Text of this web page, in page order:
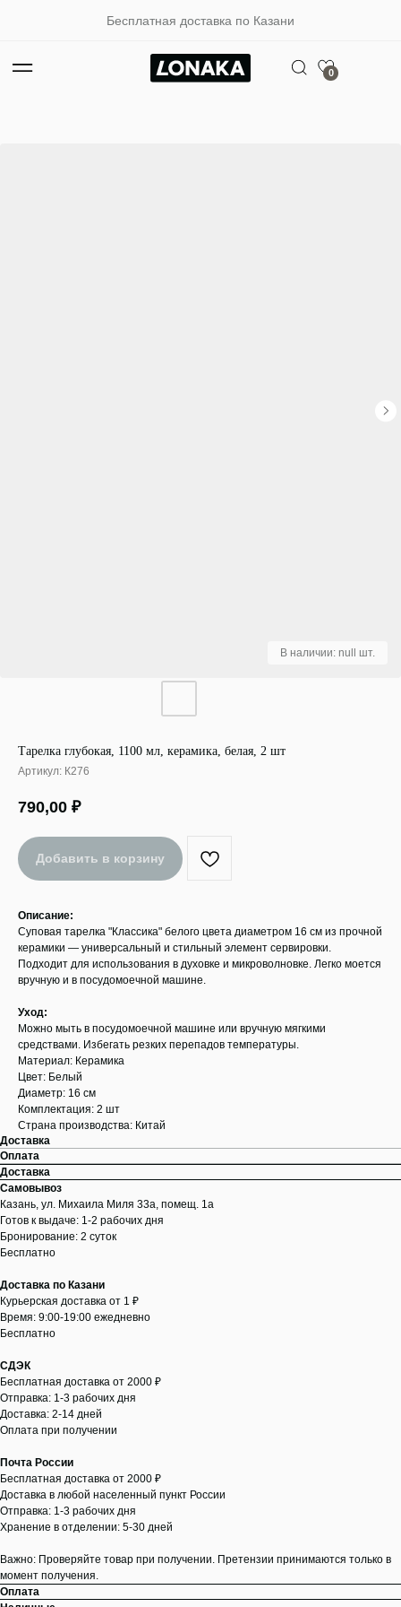
Бесплатная доставка по Казани
Тарелка глубокая, 1100 мл, керамика, белая, 2 шт
Артикул: К276
790,00 ₽
Добавить в корзину
Описание:
Суповая тарелка "Классика" белого цвета диаметром 16 см из прочной
керамики — универсальный и стильный элемент сервировки.
Подходит для использования в духовке и микроволновке. Легко моется
вручную и в посудомоечной машине.
Уход:
Можно мыть в посудомоечной машине или вручную мягкими
средствами. Избегать резких перепадов температуры.
Материал: Керамика
Цвет: Белый
Диаметр: 16 см
Комплектация: 2 шт
Страна производства: Китай
Доставка
Оплата
Доставка
Самовывоз
Казань, ул. Михаила Миля 33а, помещ. 1а
Готов к выдаче: 1-2 рабочих дня
Бронирование: 2 суток
Бесплатно
Доставка по Казани
Курьерская доставка от 1 ₽
Время: 9:00-19:00 ежедневно
Бесплатно
СДЭК
Бесплатная доставка от 2000 ₽
Отправка: 1-3 рабочих дня
Доставка: 2-14 дней
Оплата при получении
Почта России
Бесплатная доставка от 2000 ₽
Доставка в любой населенный пункт России
Отправка: 1-3 рабочих дня
Хранение в отделении: 5-30 дней
Важно: Проверяйте товар при получении. Претензии принимаются только в
момент получения.
Оплата